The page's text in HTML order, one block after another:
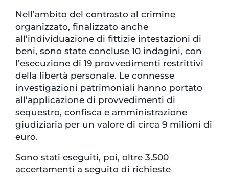
Nell’ambito del contrasto al crimine
organizzato, finalizzato anche
all’individuazione di fittizie intestazioni di
beni, sono state concluse 10 indagini, con
l’esecuzione di 19 provvedimenti restrittivi
della libertà personale. Le connesse
investigazioni patrimoniali hanno portato
all’applicazione di provvedimenti di
sequestro, confisca e amministrazione
giudiziaria per un valore di circa 9 milioni di
euro.
Sono stati eseguiti, poi, oltre 3.500
accertamenti a seguito di richieste